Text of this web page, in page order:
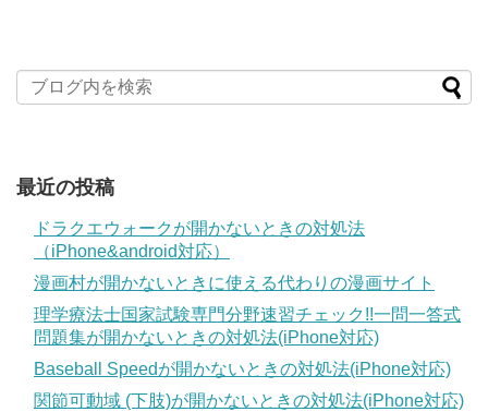
最近の投稿
ドラクエウォークが開かないときの対処法
（iPhone&android対応）
漫画村が開かないときに使える代わりの漫画サイト
理学療法士国家試験専門分野速習チェック!!一問一答式
問題集が開かないときの対処法(iPhone対応)
Baseball Speedが開かないときの対処法(iPhone対応)
関節可動域 (下肢)が開かないときの対処法(iPhone対応)